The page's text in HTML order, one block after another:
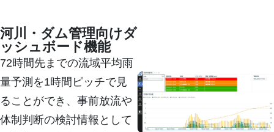
河川・ダム管理向けダ
ッシュボード機能
72時間先までの流域平均雨
量予測を1時間ピッチで見
ることができ、事前放流や
体制判断の検討情報として